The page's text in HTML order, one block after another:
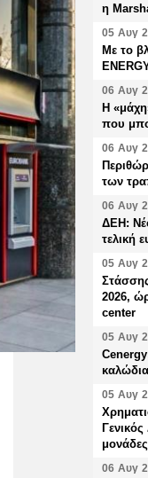
η
05 Αυγ
Με το
06 Αυγ
H
που
06 Αυγ
των
06 Αυγ
ΔΕΗ:
τελική
05 Αυγ
2026,
center
05 Αυγ
05 Αυγ
μονάδες
06 Αυγ